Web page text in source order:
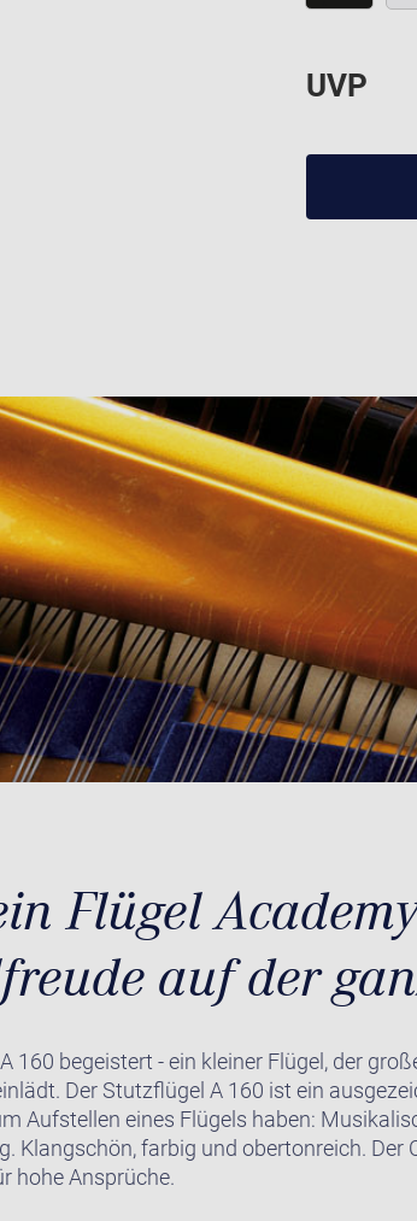
UVP
Flügel
auf der
160 begeistert - ein kleiner Flügel, der
Der Stutzflügel A 160 ist ein
Aufstellen eines Flügels haben:
Klangschön, farbig und obertonreich. Der
hohe Ansprüche.